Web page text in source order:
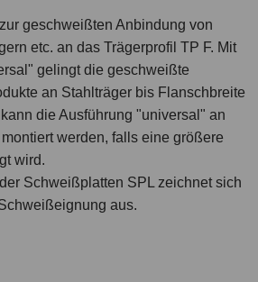
geschweißten Anbindung von
etc. an das Trägerprofil TP F. Mit
gelingt die geschweißte
an Stahlträger bis Flanschbreite
die Ausführung "universal" an
werden, falls eine größere
wird.
Schweißplatten SPL zeichnet sich
aus.